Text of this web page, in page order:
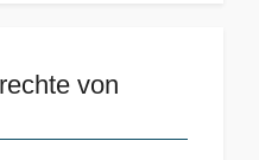
von